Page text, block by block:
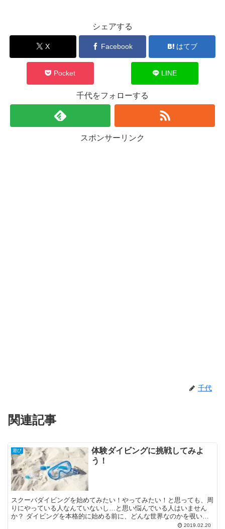
シェアする
X Facebook はてブ
Pocket LINE
千代をフォローする
スポンサーリンク
千代
関連記事
遊び
体験ダイビングに挑戦してみよ
う！
スクーバダイビングを始めてみたい！やってみたい！と思っても、周
りにやっている人なんていないし…と思い悩んでいる人はいません
か？ ダイビングを本格的に始める前に、どんな世界なのかを覗いて
みたい。せっかく南国に行くのだから、綺麗な海を存分に楽し...
2019.02.20